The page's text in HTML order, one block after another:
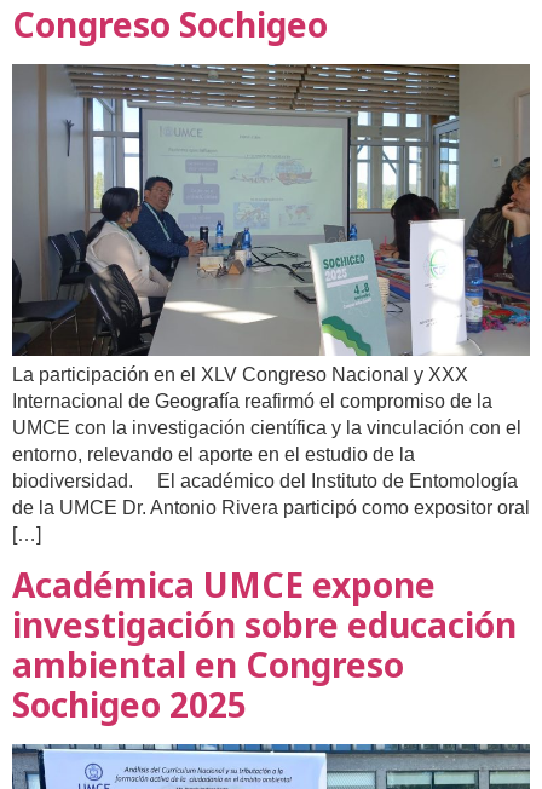
Congreso Sochigeo
La participación en el XLV Congreso Nacional y XXX
Internacional de Geografía reafirmó el compromiso de la
UMCE con la investigación científica y la vinculación con el
entorno, relevando el aporte en el estudio de la
biodiversidad. El académico del Instituto de Entomología
de la UMCE Dr. Antonio Rivera participó como expositor oral
[…]
Académica UMCE expone
investigación sobre educación
ambiental en Congreso
Sochigeo 2025